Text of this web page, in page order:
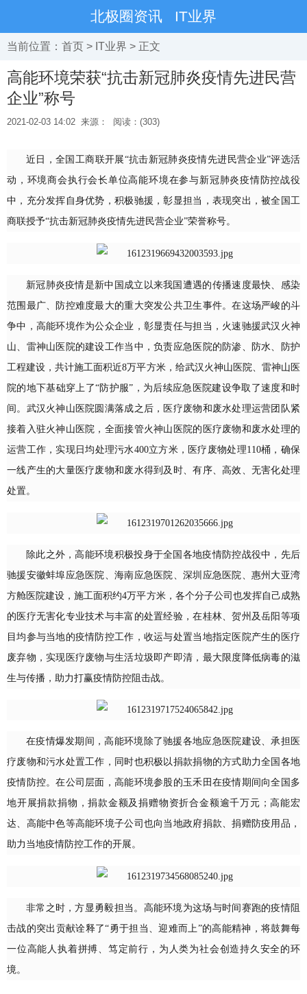
北极圈资讯 IT业界
当前位置： 首页 > IT业界 > 正文
高能环境荣获“抗击新冠肺炎疫情先进民营
企业”称号
2021-02-03 14:02 来源： 阅读：(303)
近日，全国工商联开展“抗击新冠肺炎疫情先进民营企业”评选活
动，环境商会执行会长单位高能环境在参与新冠肺炎疫情防控战役
中，充分发挥自身优势，积极驰援，彰显担当，表现突出，被全国工
商联授予“抗击新冠肺炎疫情先进民营企业”荣誉称号。
新冠肺炎疫情是新中国成立以来我国遭遇的传播速度最快、感染
范围最广、防控难度最大的重大突发公共卫生事件。在这场严峻的斗
争中，高能环境作为公众企业，彰显责任与担当，火速驰援武汉火神
山、雷神山医院的建设工作当中，负责应急医院的防渗、防水、防护
工程建设，共计施工面积近8万平方米，给武汉火神山医院、雷神山医
院的地下基础穿上了“防护服”，为后续应急医院建设争取了速度和时
间。武汉火神山医院圆满落成之后，医疗废物和废水处理运营团队紧
接着入驻火神山医院，全面接管火神山医院的医疗废物和废水处理的
运营工作，实现日均处理污水400立方米，医疗废物处理110桶，确保
一线产生的大量医疗废物和废水得到及时、有序、高效、无害化处理
处置。
除此之外，高能环境积极投身于全国各地疫情防控战役中，先后
驰援安徽蚌埠应急医院、海南应急医院、深圳应急医院、惠州大亚湾
方舱医院建设，施工面积约4万平方米，各个分子公司也发挥自己成熟
的医疗无害化专业技术与丰富的处置经验，在桂林、贺州及岳阳等项
目均参与当地的疫情防控工作，收运与处置当地指定医院产生的医疗
废弃物，实现医疗废物与生活垃圾即产即清，最大限度降低病毒的滋
生与传播，助力打赢疫情防控阻击战。
在疫情爆发期间，高能环境除了驰援各地应急医院建设、承担医
疗废物和污水处置工作，同时也积极以捐款捐物的方式助力全国各地
疫情防控。在公司层面，高能环境参股的玉禾田在疫情期间向全国多
地开展捐款捐物，捐款金额及捐赠物资折合金额逾千万元；高能宏
达、高能中色等高能环境子公司也向当地政府捐款、捐赠防疫用品，
助力当地疫情防控工作的开展。
非常之时，方显勇毅担当。高能环境为这场与时间赛跑的疫情阻
击战的突出贡献诠释了“勇于担当、迎难而上”的高能精神，将鼓舞每
一位高能人执着拼搏、笃定前行，为人类为社会创造持久安全的环
境。